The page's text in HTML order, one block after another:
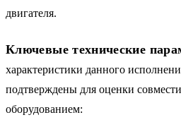
двигателя.
Ключевые технические
характеристики данного
подтверждены для оценки
оборудованием: